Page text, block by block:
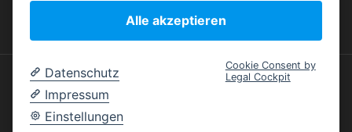
© mapvertise // Werbeagentur für Design, Print, Web,
Alle akzeptieren
Datenschutz
Impressum
Einstellungen
Cookie Consent by
Legal Cockpit